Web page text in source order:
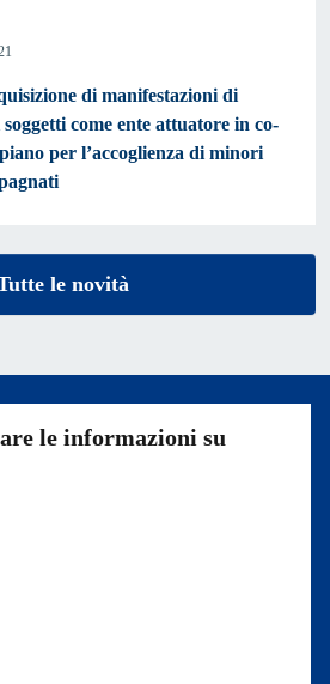
di manifestazioni di
come ente attuatore in co-
per l’accoglienza di minori
le novità
le informazioni su